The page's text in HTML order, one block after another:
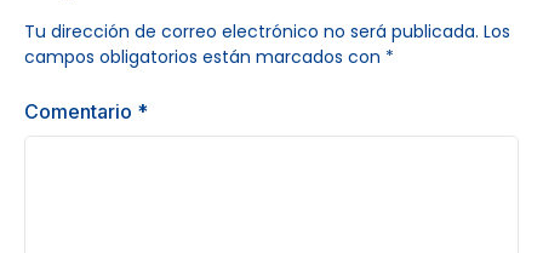
Tu dirección de correo electrónico no será publicada. Los
campos obligatorios están marcados con *
Comentario *